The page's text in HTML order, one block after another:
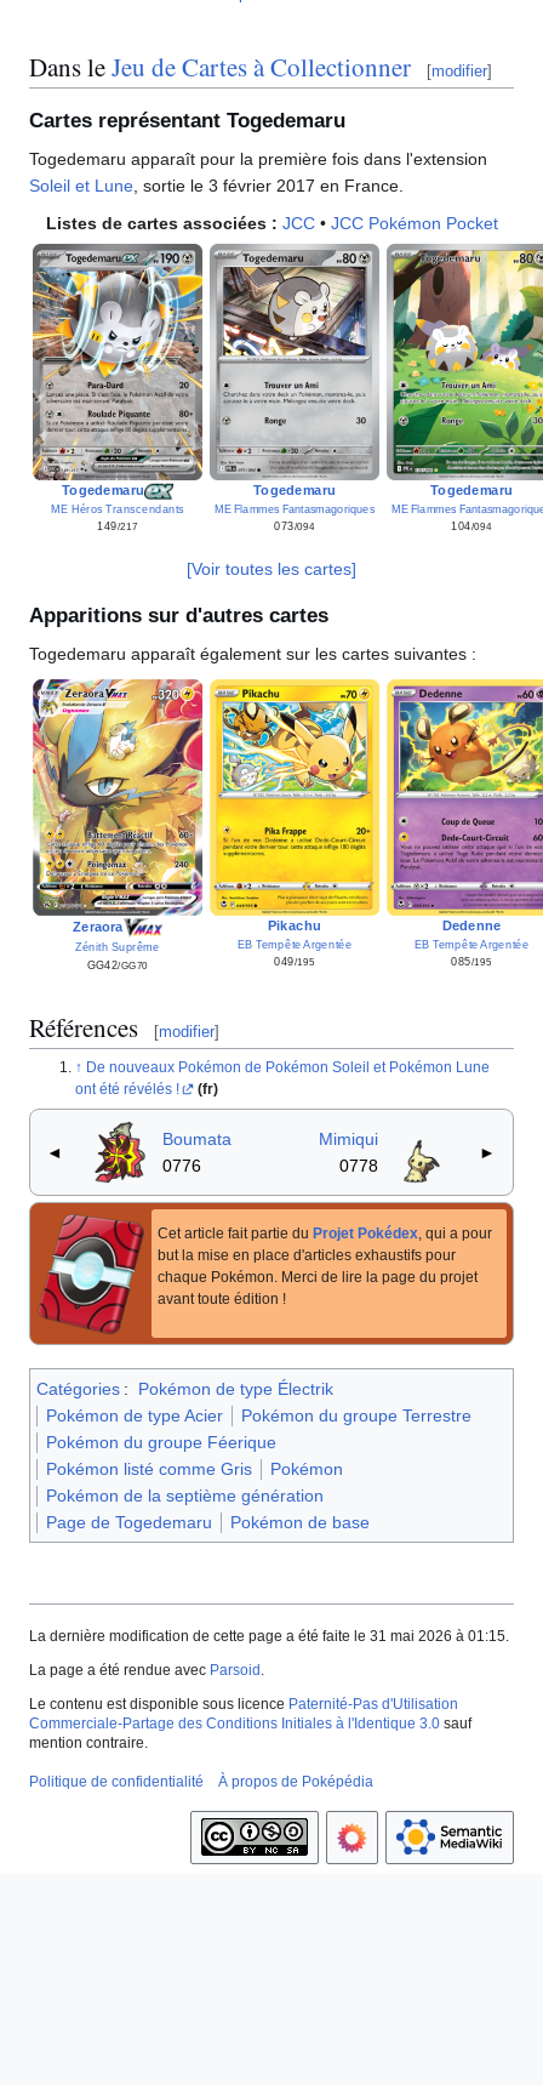
Dans leJeu de Cartes à Collectionner [modifier]
Cartes représentant Togedemaru
Togedemaru apparaît pour la première fois dans l'extension
Soleil et Lune , sortie le 3 février 2017 en France.
Listes de cartes associées : JCC• JCC Pokémon Pocket
Togedemaru
ME Héros Transcendants
149/217
Togedemaru
ME Flammes Fantasmagoriques
073/094
Togedemaru
ME Flammes
104/094
[Voir toutes les cartes]
Apparitions sur d'autres cartes
Togedemaru apparaît également sur les cartes suivantes :
Zeraora
Zénith Suprême
GG42/GG70
Pikachu
EB Tempête Argentée
049/195
Dedenne
EB Tempête Argentée
085/195
Références [modifier]
De nouveaux Pokémon de Pokémon Soleil et Pokémon Lune
ont été révélés ! (fr)
◄
Boumata
0776
Mimiqui
0778
►
Cet article fait partie du Projet Pokédex , qui a pour
but la mise en place d'articles exhaustifs pour
chaque Pokémon. Merci de lire la page du projet
avant toute édition !
Catégories :
Pokémon de type Électrik
Pokémon de type Acier
Pokémon du groupe Terrestre
Pokémon du groupe Féerique
Pokémon listé comme Gris
Pokémon
Pokémon de la septième génération
Page de Togedemaru
Pokémon de base
La dernière modification de cette page a été faite le 31 mai 2026 à 01:15.
La page a été rendue avec Parsoid
Le contenu est disponible sous licence Paternité-Pas d'Utilisation
Commerciale-Partage des Conditions Initiales à l'Identique 3.0 sauf
mention contraire.
Politique de confidentialité À propos de Poképédia